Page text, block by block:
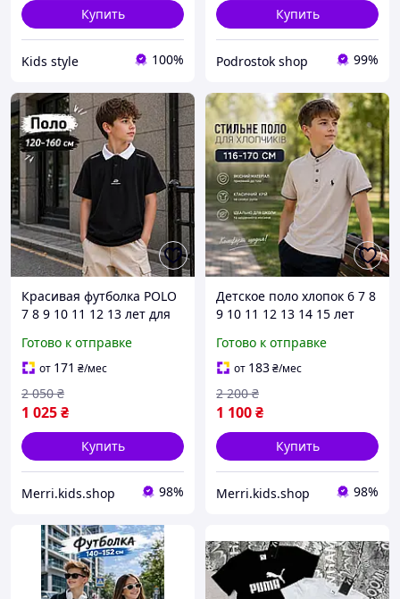
Купить
Kids style 100%
Купить
Podrostok shop 99%
Красивая футболка POLO
7 8 9 10 11 12 13 лет для
крутые футболки с
контрастным
воротничком для детей в
школу
Готово к отправке
от 171 ₴/мес
1 025₴
2 050 ₴
Купить
Merri.kids.shop 98%
Детское поло хлопок 6 7 8
9 10 11 12 13 14 15 лет
подростков,
праздничные летние
футболки поло под горло
для детей
Готово к отправке
от 183₴/мес
1 100₴
2 200 ₴
Купить
Merri.kids.shop 98%